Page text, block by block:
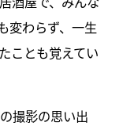
変わらず、一生
ことも覚えてい
撮影の思い出